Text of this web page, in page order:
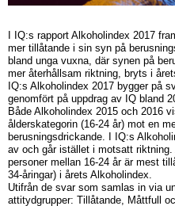
I IQ:s rapport Alkoholindex 2017
mer tillåtande i sin syn på
bland unga vuxna, där synen på
mer återhållsam riktning, bryts i
IQ:s Alkoholindex 2017 bygger på
genomfört på uppdrag av IQ bland
Både Alkoholindex 2015 och 2016
ålderskategorin (16-24 år) mot en
berusningsdrickande. I IQ:s
av och går istället i motsatt
personer mellan 16-24 år är mest
34-åringar) i årets Alkoholindex.
Utifrån de svar som samlas in via
attitydgrupper: Tillåtande, Måttfull